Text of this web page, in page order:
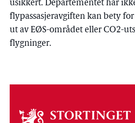
usikkert. Departementet har
flypassasjeravgiften kan bety
ut av EØS-området eller CO2-
flygninger.
Om